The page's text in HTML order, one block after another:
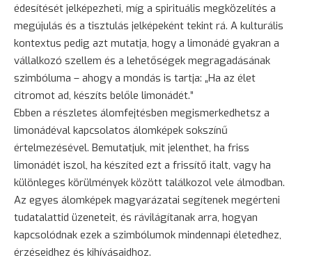
édesítését jelképezheti, míg a spirituális megközelítés a
megújulás és a tisztulás jelképeként tekint rá. A kulturális
kontextus pedig azt mutatja, hogy a limonádé gyakran a
vállalkozó szellem és a lehetőségek megragadásának
szimbóluma – ahogy a mondás is tartja: „Ha az élet
citromot ad, készíts belőle limonádét.”
Ebben a részletes álomfejtésben megismerkedhetsz a
limonádéval kapcsolatos álomképek sokszínű
értelmezésével. Bemutatjuk, mit jelenthet, ha friss
limonádét iszol, ha készíted ezt a frissítő italt, vagy ha
különleges körülmények között találkozol vele álmodban.
Az egyes álomképek magyarázatai segítenek megérteni
tudatalattid üzeneteit, és rávilágítanak arra, hogyan
kapcsolódnak ezek a szimbólumok mindennapi életedhez,
érzéseidhez és kihívásaidhoz.